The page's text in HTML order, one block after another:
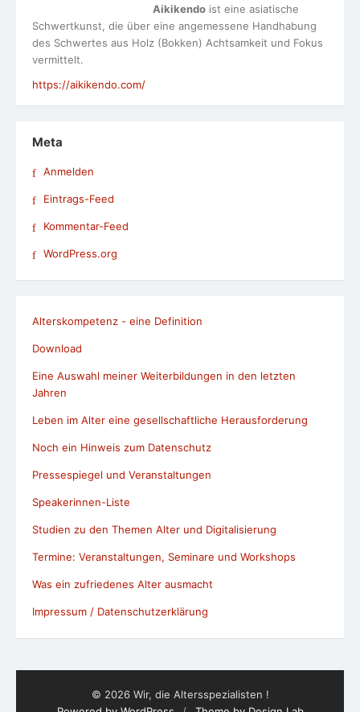
Aikikendo ist eine asiatische
Schwertkunst, die über eine angemessene Handhabung
des Schwertes aus Holz (Bokken) Achtsamkeit und Fokus
vermittelt.
https://aikikendo.com/
Meta
Anmelden
Eintrags-Feed
Kommentar-Feed
WordPress.org
Alterskompetenz - eine Definition
Download
Eine Auswahl meiner Weiterbildungen in den letzten
Jahren
Leben im Alter eine gesellschaftliche Herausforderung
Noch ein Hinweis zum Datenschutz
Pressespiegel und Veranstaltungen
Speakerinnen-Liste
Studien zu den Themen Alter und Digitalisierung
Termine: Veranstaltungen, Seminare und Workshops
Was ein zufriedenes Alter ausmacht
Impressum / Datenschutzerklärung
© 2026 Wir, die Altersspezialisten !